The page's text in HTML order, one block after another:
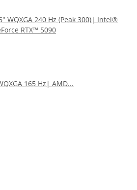
WQXGA 240 Hz (Peak 300)| Intel®
RTX™ 5090